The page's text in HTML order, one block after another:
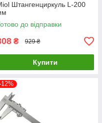
Штангенциркуль L-200
до відправки
₴ 929 ₴
Купити